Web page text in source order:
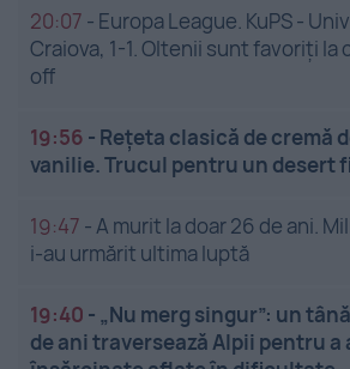
20:07 - Europa League. KuPS -
Craiova, 1-1. Oltenii sunt favoriți la
off
19:56 - Rețeta clasică de cremă
vanilie. Trucul pentru un desert
19:47 -A murit la doar 26 de ani.
i-au urmărit ultima luptă
19:40 - „Nu merg singur”: un
de ani traversează Alpii pentru